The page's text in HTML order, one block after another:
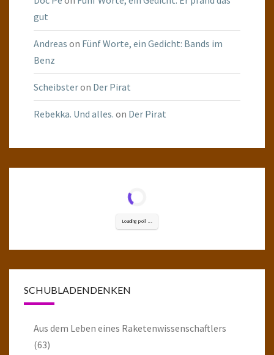
gut
Andreas on Fünf Worte, ein Gedicht: Bands im
Benz
Scheibsteron Der Pirat
Rebekka. Und alles. on Der Pirat
Loading poll ...
SCHUBLADENDENKEN
Aus dem Leben eines Raketenwissenschaftlers
(63)